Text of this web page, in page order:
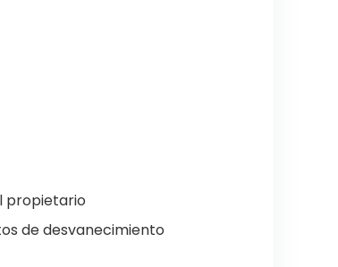
propietario
de desvanecimiento